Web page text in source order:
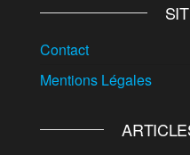
Contact
Mentions Légales